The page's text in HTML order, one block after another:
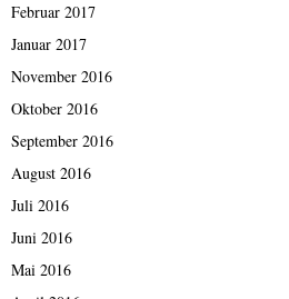
Februar 2017
Januar 2017
November 2016
Oktober 2016
September 2016
August 2016
Juli 2016
Juni 2016
Mai 2016